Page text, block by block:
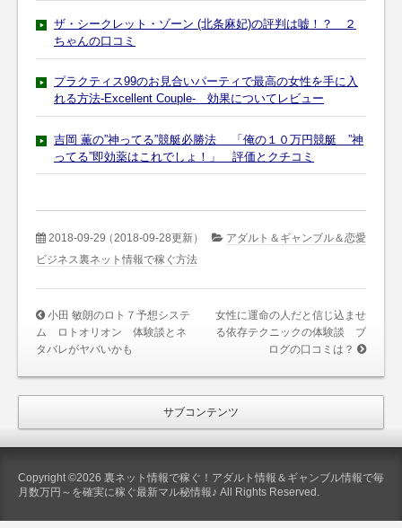
ザ・シークレット・ゾーン (北条麻妃)の評判は嘘！？ ２
ちゃんの口コミ
プラクティス99のお見合いパーティで最高の女性を手に入
れる方法-Excellent Couple- 効果についてレビュー
吉岡 薫の”神ってる”競艇必勝法 「俺の１０万円競艇 ”神
ってる”即効薬はこれでしょ！」 評価とクチコミ
2018-09-29（2018-09-28更新）
アダルト＆ギャンブル＆恋愛
ビジネス裏ネット情報で稼ぐ方法
小田 敏朗のロト７予想システ
ム ロトオリオン 体験談とネ
タバレがヤバいかも
女性に運命の人だと信じ込ませ
る依存テクニックの体験談 ブ
ログの口コミは？
サブコンテンツ
Copyright ©2026 裏ネット情報で稼ぐ！アダルト情報＆ギャンブル情報で毎
月数万円～を確実に稼ぐ最新マル秘情報♪ All Rights Reserved.